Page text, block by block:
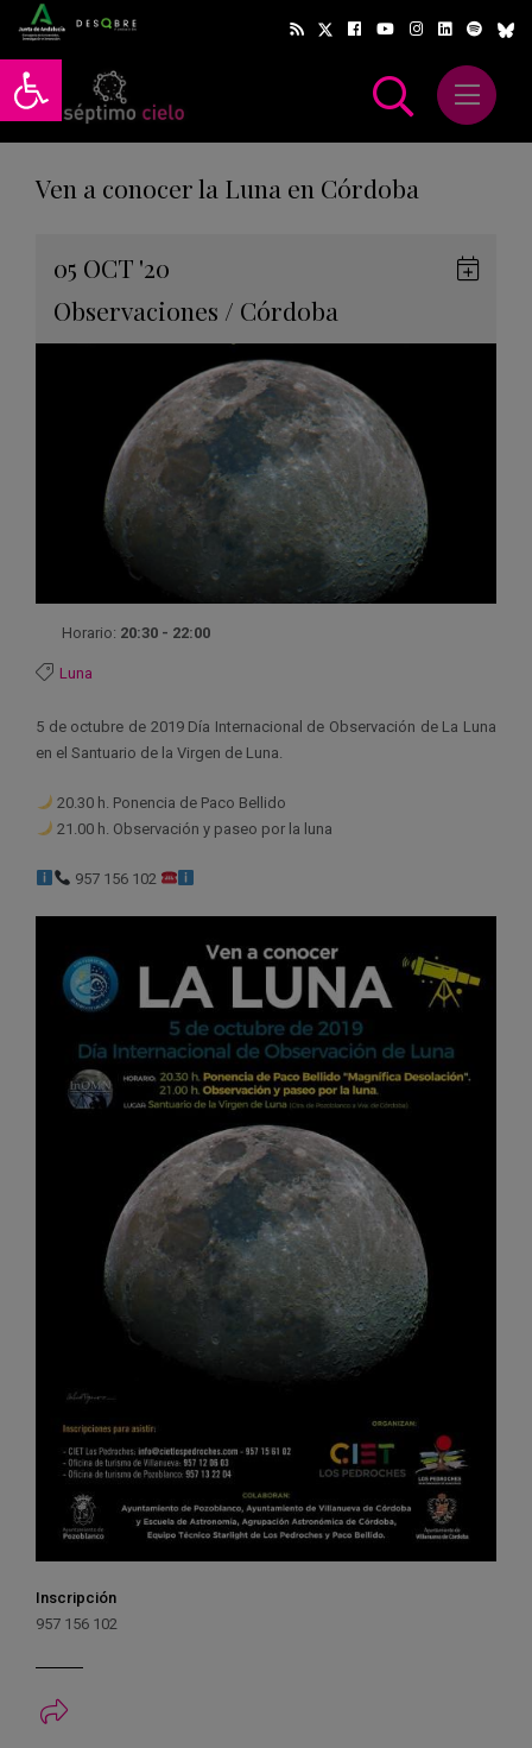
Abrir barra de herramientas
Abrir
Ven a conocer la Luna en Córdoba
05 OCT '20
Observaciones / Córdoba
Horario: 20:30 - 22:00
Luna
5 de octubre de 2019 Día Internacional de Observación de La Luna
en el Santuario de la Virgen de Luna.
20.30 h. Ponencia de Paco Bellido
21.00 h. Observación y paseo por la luna
957 156 102
Inscripción
957 156 102